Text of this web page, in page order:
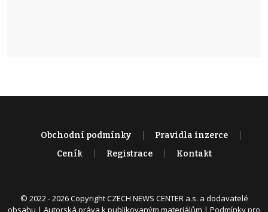
Obchodní podmínky
Pravidla inzerce
Ceník
Registrace Kontakt
© 2022 - 2026 Copyright CZECH NEWS CENTER a.s. a dodavatelé